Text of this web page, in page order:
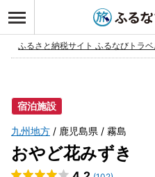
お気に入り
ふるさと納税サイト ふるなびトラ
宿泊施設
九州地方 鹿児島県 霧島
おやど花みずき